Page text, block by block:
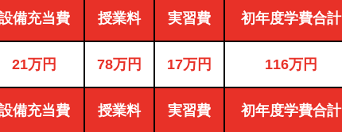
備充当費 授業料 実習費 初年度学費合計
21万円 78万円 17万円 116万円
備充当費 授業料 実習費 初年度学費合計